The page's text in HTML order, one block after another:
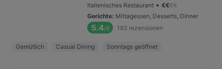
Italienisches Restaurant • €€€€
Gerichte: Mittagessen, Desserts, Dinner
5.4/6 193 rezensionen
Gemütlich Casual Dining Sonntags geöffnet